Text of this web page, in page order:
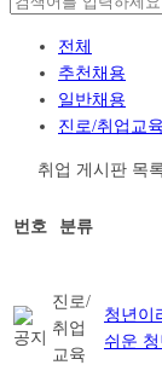
전체
추천채용
일반채용
진로/취업교육
취업 게시판 목
번호 분류
진로/
취업
교육
청년이
쉬운 청